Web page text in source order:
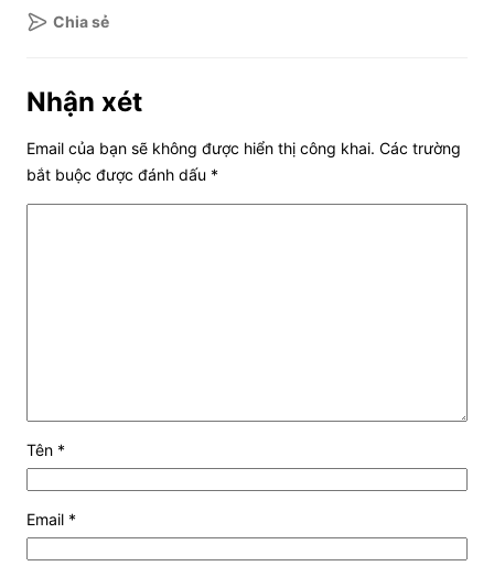
Chia sẻ
Nhận xét
Email của bạn sẽ không được hiển thị công khai. Các trường
bắt buộc được đánh dấu *
Tên *
Email *